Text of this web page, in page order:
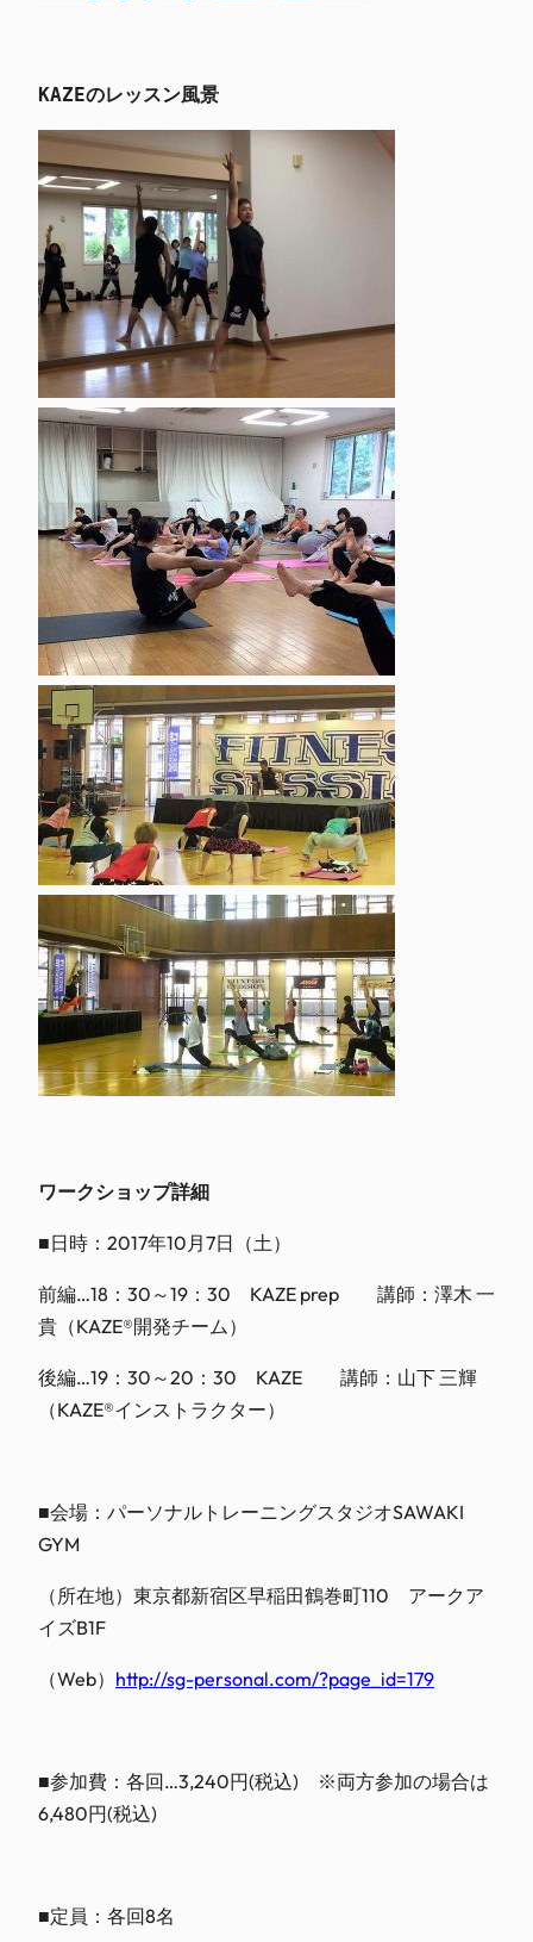
KAZEのレッスン風景
ワークショップ詳細
■日時：2017年10月7日（土）
前編…18：30～19：30 KAZE prep 講師：澤木 一
貴（KAZE®開発チーム）
後編…19：30～20：30 KAZE 講師：山下 三輝
（KAZE®インストラクター）
■会場：パーソナルトレーニングスタジオSAWAKI
GYM
（所在地）東京都新宿区早稲田鶴巻町110 アークア
イズB1F
（Web） http://sg-personal.com/?page_id=179
■参加費：各回…3,240円(税込) ※両方参加の場合は
6,480円(税込)
■定員：各回8名